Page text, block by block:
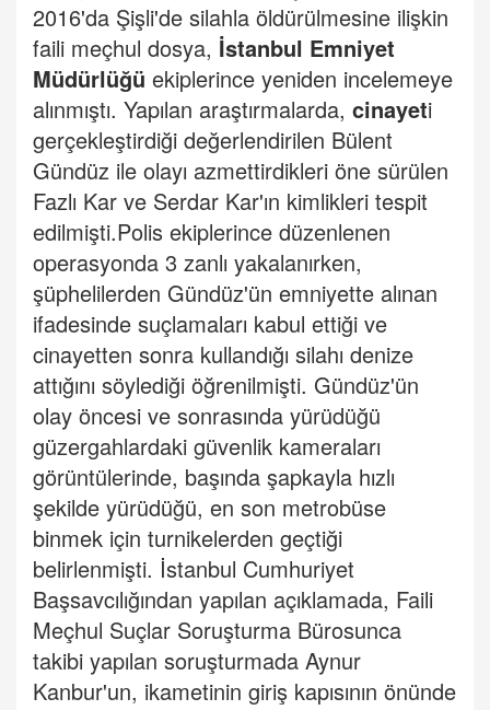
2016'da Şişli'de silahla öldürülmesine ilişkin
faili meçhul dosya, İstanbul Emniyet
Müdürlüğü ekiplerince yeniden incelemeye
alınmıştı. Yapılan araştırmalarda, cinayeti
gerçekleştirdiği değerlendirilen Bülent
Gündüz ile olayı azmettirdikleri öne sürülen
Fazlı Kar ve Serdar Kar'ın kimlikleri tespit
edilmişti.Polis ekiplerince düzenlenen
operasyonda 3 zanlı yakalanırken,
şüphelilerden Gündüz'ün emniyette alınan
ifadesinde suçlamaları kabul ettiği ve
cinayetten sonra kullandığı silahı denize
attığını söylediği öğrenilmişti. Gündüz'ün
olay öncesi ve sonrasında yürüdüğü
güzergahlardaki güvenlik kameraları
görüntülerinde, başında şapkayla hızlı
şekilde yürüdüğü, en son metrobüse
binmek için turnikelerden geçtiği
belirlenmişti. İstanbul Cumhuriyet
Başsavcılığından yapılan açıklamada, Faili
Meçhul Suçlar Soruşturma Bürosunca
takibi yapılan soruşturmada Aynur
Kanbur'un, ikametinin giriş kapısının önünde